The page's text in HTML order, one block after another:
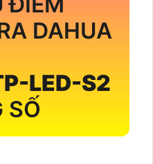
DAHUA
LED-S2
SỐ